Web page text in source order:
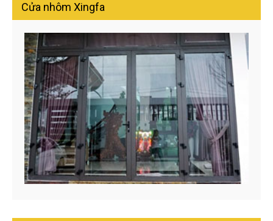
Cửa nhôm Xingfa